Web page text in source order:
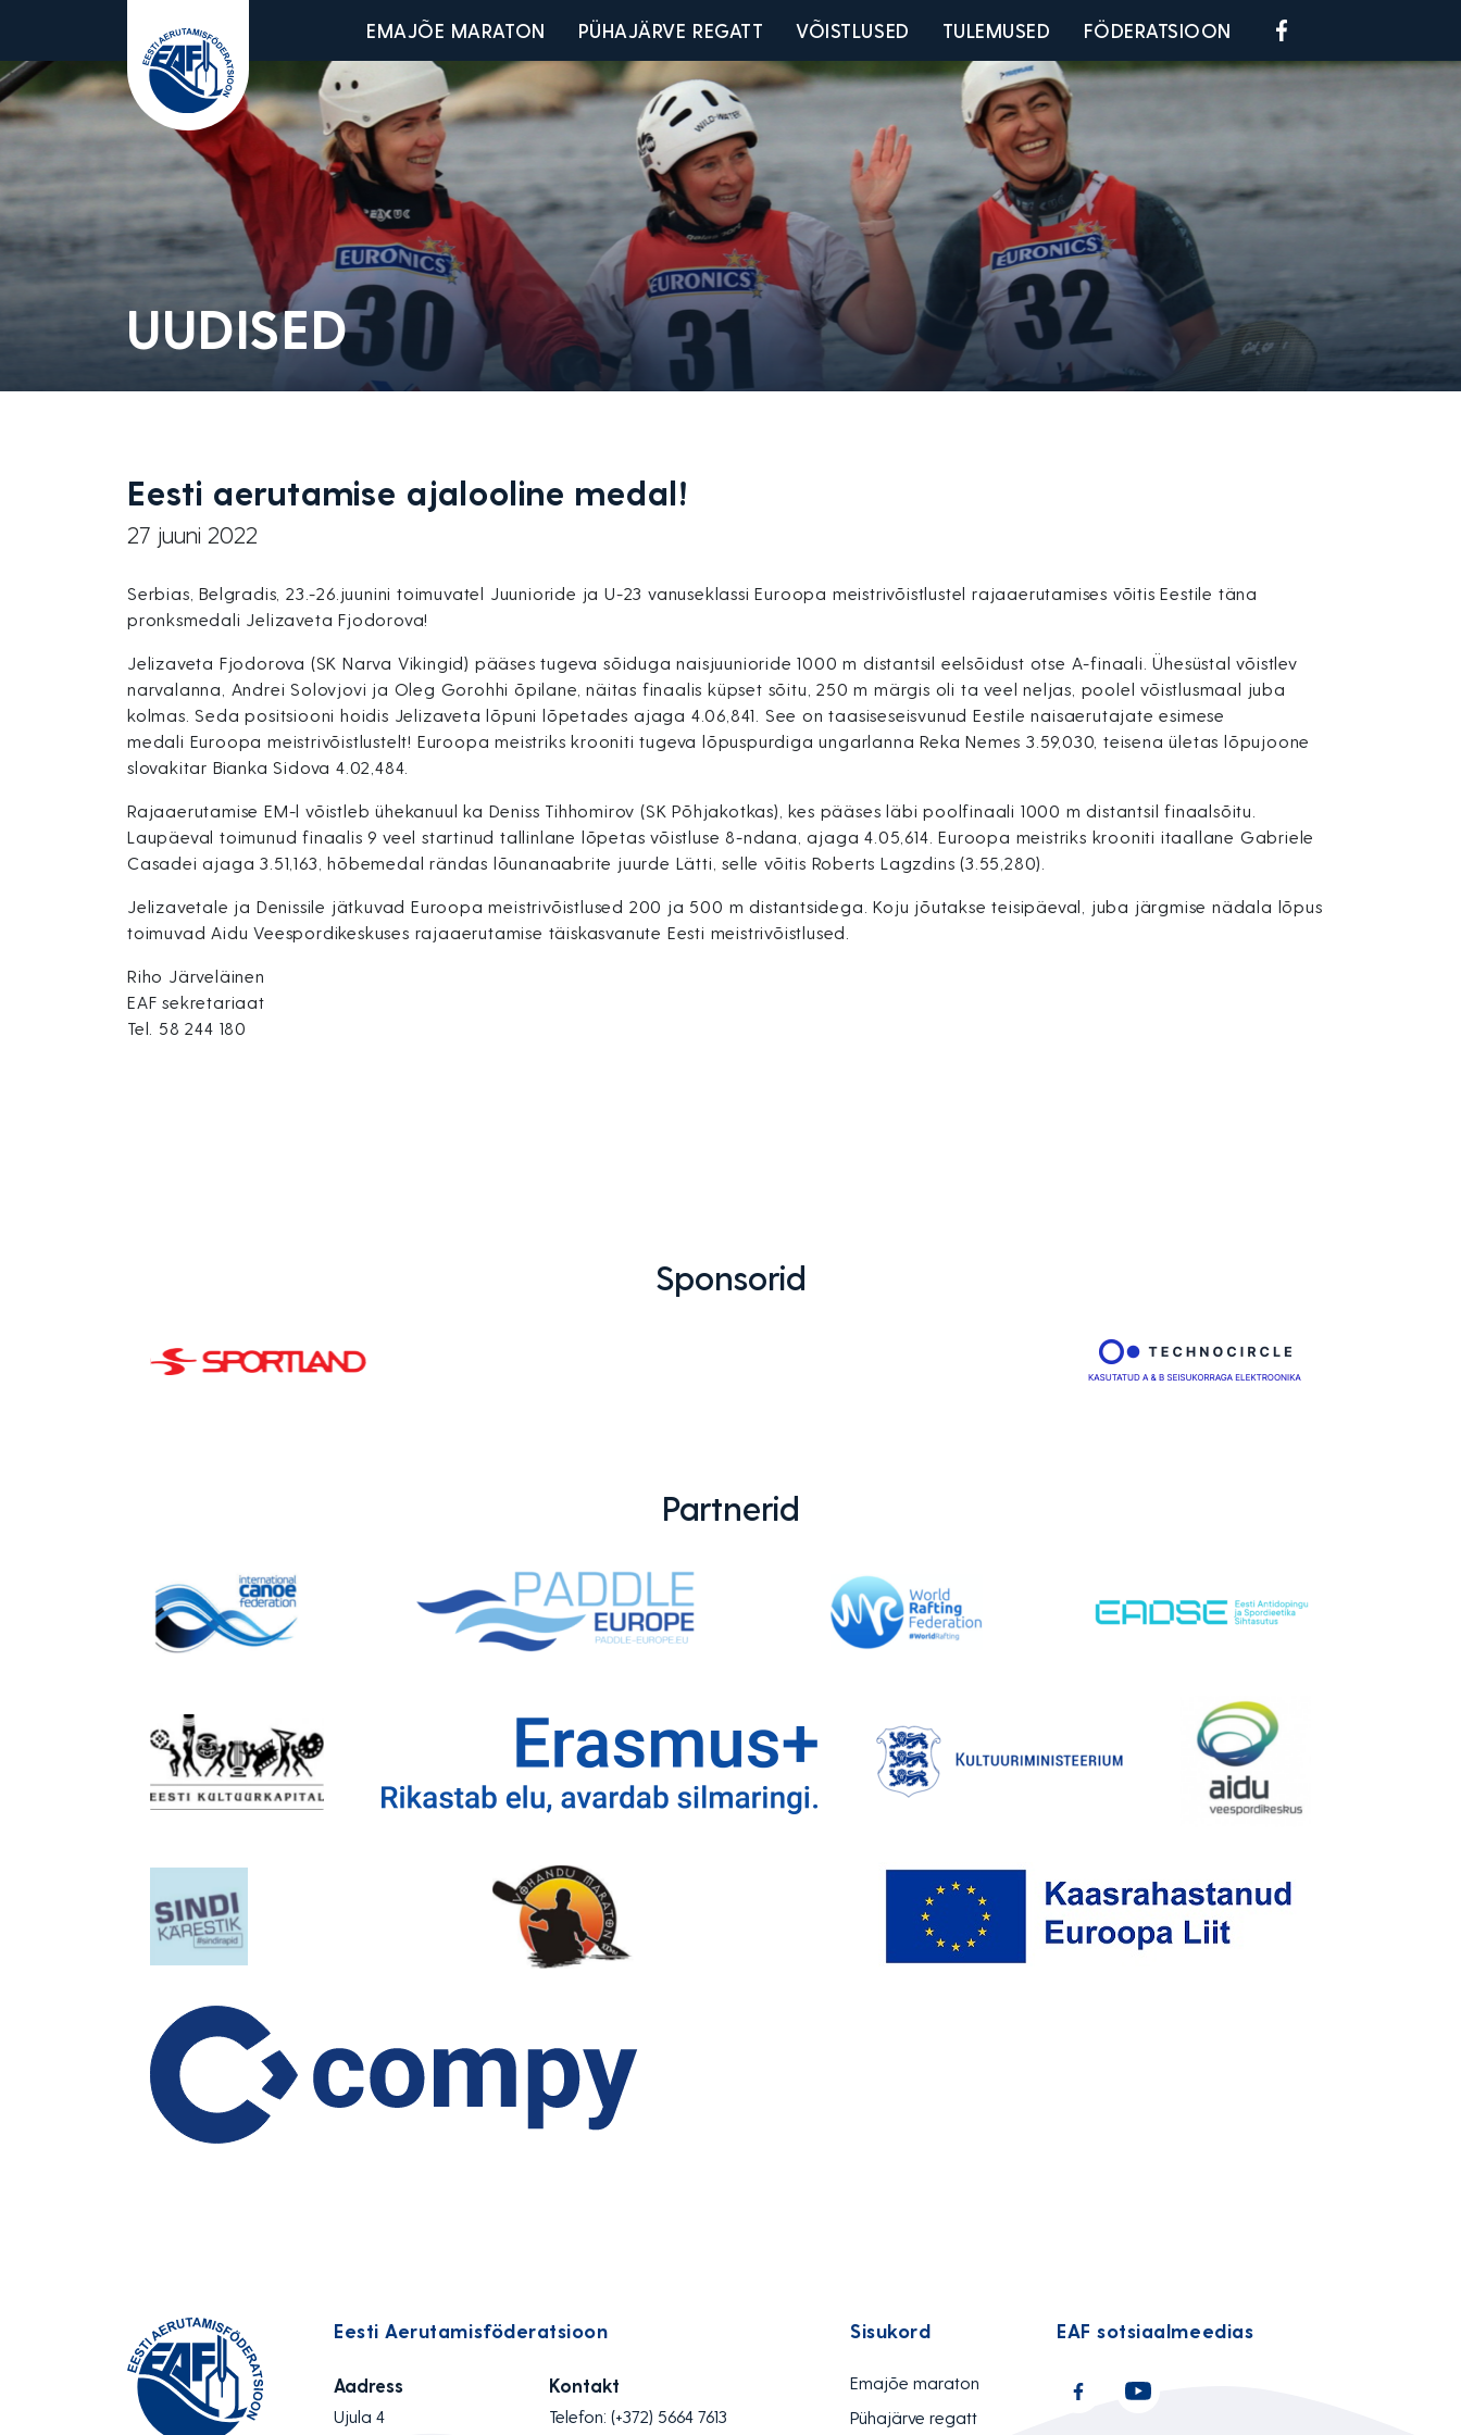
Eesti Aerutamisföderatsioon
Main menu
EMAJÕE MARATON PÜHAJÄRVE REGATT VÕISTLUSED TULEMUSED FÖDERATSIOON Social menu
UUDISED
Eesti aerutamise ajalooline medal!
27 juuni 2022
Serbias, Belgradis, 23.-26.juunini toimuvatel Juunioride ja U-23 vanuseklassi Euroopa meistrivõistlustel rajaaerutamises võitis Eestile täna
pronksmedali Jelizaveta Fjodorova!
Jelizaveta Fjodorova (SK Narva Vikingid) pääses tugeva sõiduga naisjuunioride 1000 m distantsil eelsõidust otse A-finaali. Ühesüstal võistlev
narvalanna, Andrei Solovjovi ja Oleg Gorohhi õpilane, näitas finaalis küpset sõitu, 250 m märgis oli ta veel neljas, poolel võistlusmaal juba
kolmas. Seda positsiooni hoidis Jelizaveta lõpuni lõpetades ajaga 4.06,841. See on taasiseseisvunud Eestile naisaerutajate esimese
medali Euroopa meistrivõistlustelt! Euroopa meistriks krooniti tugeva lõpuspurdiga ungarlanna Reka Nemes 3.59,030, teisena ületas lõpujoone
slovakitar Bianka Sidova 4.02,484.
Rajaaerutamise EM-l võistleb ühekanuul ka Deniss Tihhomirov (SK Põhjakotkas), kes pääses läbi poolfinaali 1000 m distantsil finaalsõitu.
Laupäeval toimunud finaalis 9 veel startinud tallinlane lõpetas võistluse 8-ndana, ajaga 4.05,614. Euroopa meistriks krooniti itaallane Gabriele
Casadei ajaga 3.51,163, hõbemedal rändas lõunanaabrite juurde Lätti, selle võitis Roberts Lagzdins (3.55,280).
Jelizavetale ja Denissile jätkuvad Euroopa meistrivõistlused 200 ja 500 m distantsidega. Koju jõutakse teisipäeval, juba järgmise nädala lõpus
toimuvad Aidu Veespordikeskuses rajaaerutamise täiskasvanute Eesti meistrivõistlused.
Riho Järveläinen
EAF sekretariaat
Tel. 58 244 180
Sponsorid
Partnerid
Eesti Aerutamisföderatsioon
Aadress
Ujula 4
Kontakt
Telefon: (+372) 5664 7613
Sisukord
Emajõe maraton
Pühajärve regatt
EAF sotsiaalmeedias